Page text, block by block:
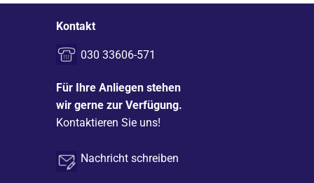
Kontakt
030 33606-571
Für Ihre Anliegen stehen
wir gerne zur Verfügung.
Kontaktieren Sie uns!
Nachricht schreiben